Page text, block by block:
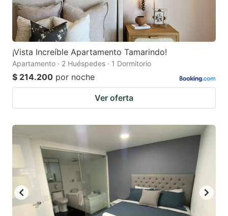
¡Vista Increíble Apartamento Tamarindo!
Apartamento · 2 Huéspedes · 1 Dormitorio
$ 214.200 por noche
Ver oferta